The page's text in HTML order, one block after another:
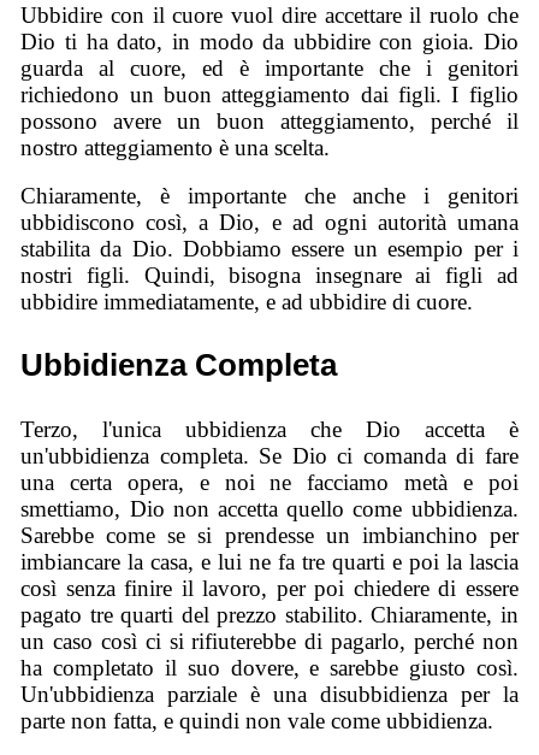
Ubbidire con il cuore vuol dire accettare il ruolo che
Dio ti ha dato, in modo da ubbidire con gioia. Dio
guarda al cuore, ed è importante che i genitori
richiedono un buon atteggiamento dai figli. I figlio
possono avere un buon atteggiamento, perché il
nostro atteggiamento è una scelta.
Chiaramente, è importante che anche i genitori
ubbidiscono così, a Dio, e ad ogni autorità umana
stabilita da Dio. Dobbiamo essere un esempio per i
nostri figli. Quindi, bisogna insegnare ai figli ad
ubbidire immediatamente, e ad ubbidire di cuore.
Ubbidienza Completa
Terzo, l'unica ubbidienza che Dio accetta è
un'ubbidienza completa. Se Dio ci comanda di fare
una certa opera, e noi ne facciamo metà e poi
smettiamo, Dio non accetta quello come ubbidienza.
Sarebbe come se si prendesse un imbianchino per
imbiancare la casa, e lui ne fa tre quarti e poi la lascia
così senza finire il lavoro, per poi chiedere di essere
pagato tre quarti del prezzo stabilito. Chiaramente, in
un caso così ci si rifiuterebbe di pagarlo, perché non
ha completato il suo dovere, e sarebbe giusto così.
Un'ubbidienza parziale è una disubbidienza per la
parte non fatta, e quindi non vale come ubbidienza.